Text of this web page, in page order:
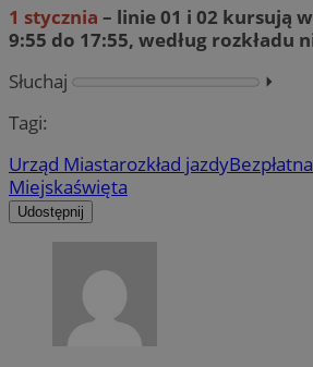
1 stycznia – linie 01 i 02 kursują
9:55 do 17:55, według rozkładu
Słuchaj
⏵︎
Tagi:
Urząd Miastarozkład jazdy
Miejskaświęta
Udostępnij